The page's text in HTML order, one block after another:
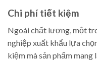
Chi phí tiết kiệm
Ngoài chất lượng, một
nghiệp xuất khẩu lựa
kiệm mà sản phẩm mang